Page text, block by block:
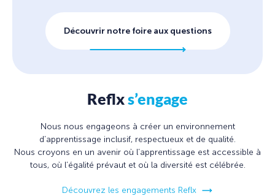
Découvrir notre foire aux questions
Reflxs’engage
Nous nous engageons à créer un environnement
d’apprentissage inclusif, respectueux et de qualité.
Nous croyons en un avenir où l’apprentissage est accessible à
tous, où l’égalité prévaut et où la diversité est célébrée.
Découvrez les engagements Reflx